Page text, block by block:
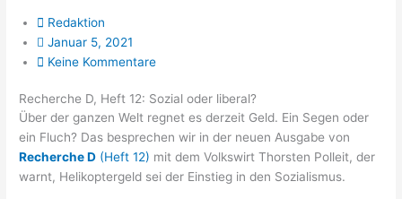
Redaktion
Januar 5, 2021
Keine Kommentare
Recherche D, Heft 12: Sozial oder liberal?
Über der gan­zen Welt reg­net es der­zeit Geld. Ein Segen oder
ein Fluch? Das bespre­chen wir in der neu­en Aus­ga­be von
Recher­che D (Heft 12) mit dem Volks­wirt Thors­ten Pol­leit, der
warnt, Heli­ko­pter­geld sei der Ein­stieg in den Sozialismus.